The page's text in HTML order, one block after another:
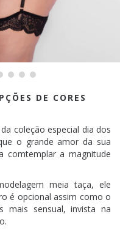
DE CORES
coleção especial dia dos
o grande amor da sua
comtemplar a magnitude
meia taça, ele
é opcional assim como o
mais sensual, invista na